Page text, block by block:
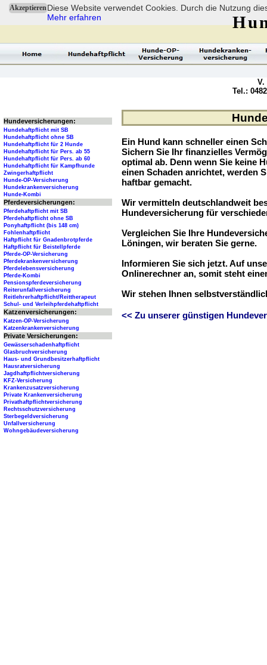
AkzeptierenDiese Website verwendet Cookies. Durch die Nutzung
Mehr erfahren
Ein Hund kann schneller einen
Sichern Sie Ihr finanzielles
optimal ab. Denn wenn Sie keine
einen Schaden anrichtet, werden
haftbar gemacht.
Wir vermitteln deutschlandweit
Hundeversicherung für
Vergleichen Sie Ihre
Löningen, wir beraten Sie gerne.
Informieren Sie sich jetzt. Auf
Onlinerechner an, somit steht
Wir stehen Ihnen
<< Zu unserer günstigen
V.
Tel.:
Hundeversicherungen:
Hundehaftpflicht mit SB
Hundehaftpflicht ohne SB
Hundehaftpflicht für 2 Hunde
Hundehaftpflicht für Pers. ab 55
Hundehaftpflicht für Pers. ab 60
Hundehaftpflicht für Kampfhunde
Zwingerhaftpflicht
Hunde-OP-Versicherung
Hundekrankenversicherung
Hunde-Kombi
Pferdeversicherungen:
Pferdehaftpflicht mit SB
Pferdehaftpflicht ohne SB
Ponyhaftpflicht (bis 148 cm)
Fohlenhaftpflicht
Haftpflicht für Gnadenbrotpferde
Haftpflicht für Beistellpferde
Pferde-OP-Versicherung
Pferdekrankenversicherung
Pferdelebensversicherung
Pferde-Kombi
Pensionspferdeversicherung
Reiterunfallversicherung
Reitlehrerhaftpflicht/Reittherapeut
Schul- und Verleihpferdehaftpflicht
Katzenversicherungen:
Katzen-OP-Versicherung
Katzenkrankenversicherung
Private Versicherungen:
Gewässerschadenhaftpflicht
Glasbruchversicherung
Haus- und Grundbesitzerhaftpflicht
Hausratversicherung
Jagdhaftpflichtversicherung
KFZ-Versicherung
Krankenzusatzversicherung
Private Krankenversicherung
Privathaftpflichtversicherung
Rechtsschutzversicherung
Sterbegeldversicherung
Unfallversicherung
Wohngebäudeversicherung